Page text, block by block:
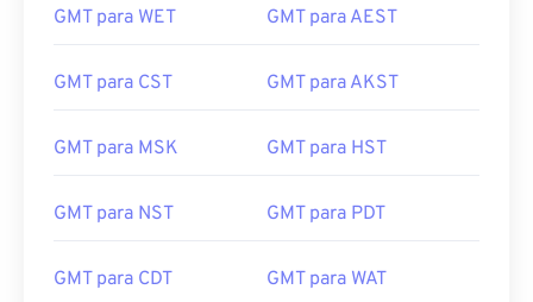
GMT para WET GMT para AEST
GMT para CST GMT para AKST
GMT para MSK GMT para HST
GMT para NST GMT para PDT
GMT para CDT GMT para WAT